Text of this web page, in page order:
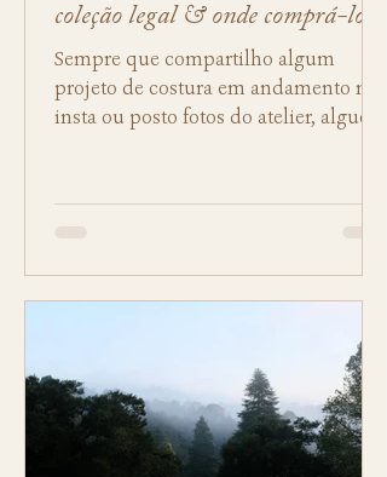
coleção legal & onde comprá-los
Sempre que compartilho algum
projeto de costura em andamento no
insta ou posto fotos do atelier, alguém